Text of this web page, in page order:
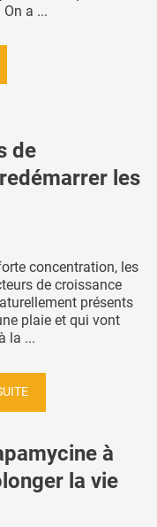
On a ...
de
les
concentration, les
de croissance
présents
plaie et qui vont
la ...
à
la vie